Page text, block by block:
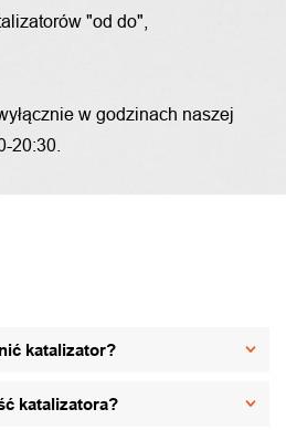
"od do",
w godzinach naszej
20:30.
katalizator?
katalizatora?